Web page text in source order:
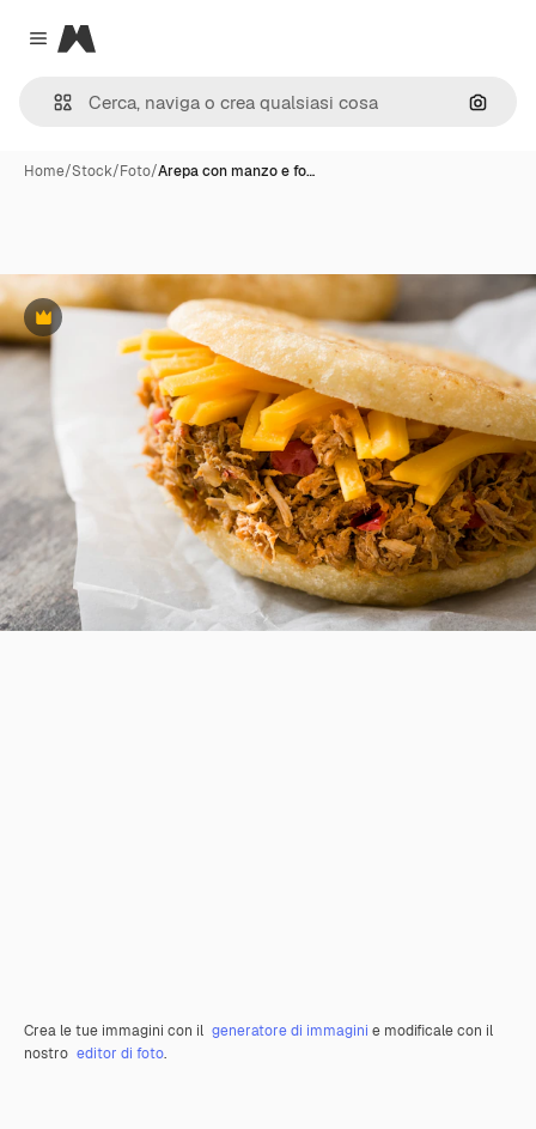
Close menu
Magnific
Cerca
Home/Stock/Foto/Arepa con manzo e fo…
Premium
Crea le tue immagini con il generatore di immagini e modificale con il
nostro editor di foto.